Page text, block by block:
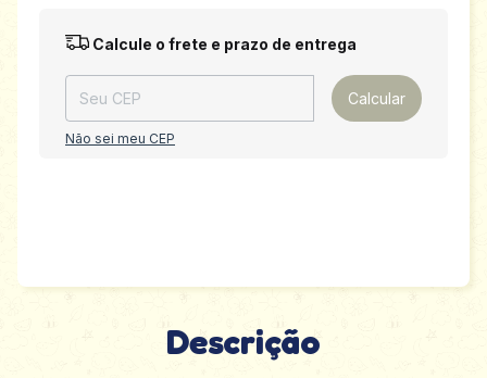
Entregas para o CEP: Alterar CEP
Calcule o frete e prazo de entrega
Calcular
Não sei meu CEP
Descrição